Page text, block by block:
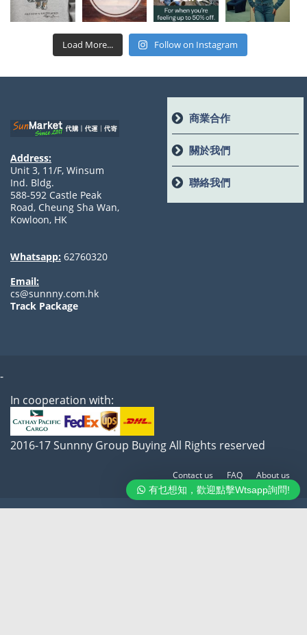
有乜想知，歡迎點擊Wtsapp詢問!
Load More... Follow on Instagram
Address:
Unit 3, 11/F, Winsum
Ind. Bldg.
588-592 Castle Peak
Road, Cheung Sha Wan,
Kowloon, HK
Whatsapp: 62760320
Email:
cs@sunnny.com.hk
Track Package
商業合作
關於我們
聯絡我們
-
In cooperation with:
2016-17 Sunnny Group Buying All Rights reserved
Contact us FAQ About us